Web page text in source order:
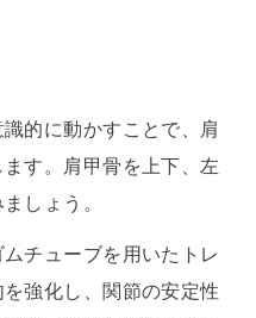
的に動かすことで、肩
す。肩甲骨を上下、左
しょう。
チューブを用いたトレ
強化し、関節の安定性